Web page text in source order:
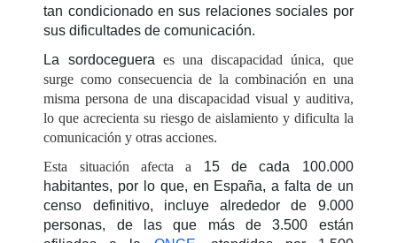
tan condicionado en sus relaciones sociales por
sus dificultades de comunicación.
La sordoceguera es una discapacidad única, que
surge como consecuencia de la combinación en una
misma persona de una discapacidad visual y auditiva,
lo que acrecienta su riesgo de aislamiento y dificulta la
comunicación y otras acciones.
Esta situación afecta a 15 de cada 100.000
habitantes, por lo que, en España, a falta de un
censo definitivo, incluye alrededor de 9.000
personas, de las que más de 3.500 están